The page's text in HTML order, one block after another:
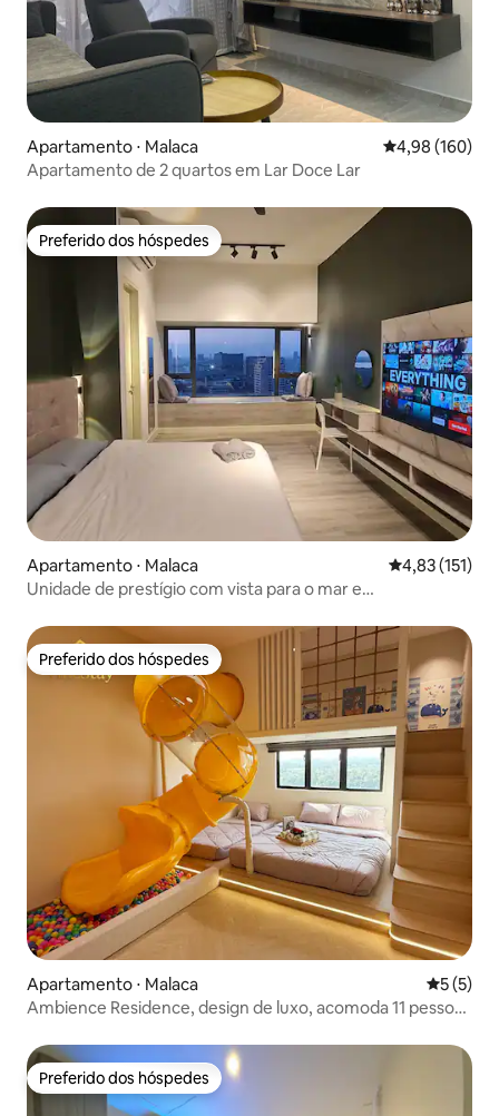
Apartamento ⋅ Malaca 4,98 de uma
4,98 (160)
Apartamento de 2 quartos em Lar Doce Lar
Preferido dos hóspedes
Preferido dos hóspedes
Apartamento ⋅ Malaca 4,83 de uma
4,83 (151)
Unidade de prestígio com vista para o mar e
Preferido dos hóspedes
Preferido dos hóspedes
Apartamento ⋅ Malaca 5 de
5 (5)
Ambience Residence, design de luxo, acomoda 11 pessoas
Bebedouro
Preferido dos hóspedes
Preferido dos hóspedes